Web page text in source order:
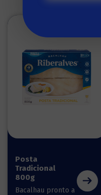
Posta
Tradicional
800g
Bacalhau pronto a